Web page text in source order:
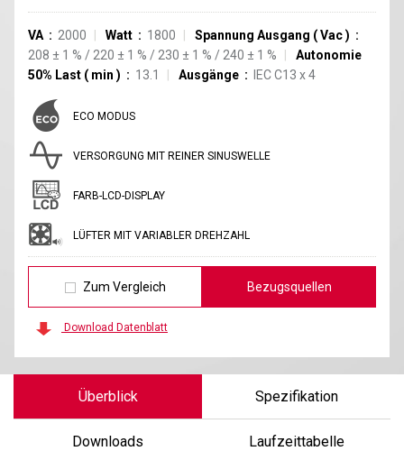
VA 2000 Watt 1800 Spannung Ausgang (Vac)
208 ± 1 % / 220 ± 1 % / 230 ± 1 % / 240 ± 1 %
Autonomie
50% Last ( min ) 13.1 Ausgänge IEC C13 x4
ECO MODUS
VERSORGUNG MIT REINER SINUSWELLE
FARB-LCD-DISPLAY
LÜFTER MIT VARIABLER DREHZAHL
Zum Vergleich Bezugsquellen
Download Datenblatt
Überblick Spezifikation
Downloads Laufzeittabelle